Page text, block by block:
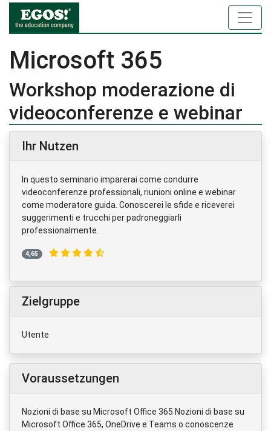
Microsoft 365
Workshop moderazione di
videoconferenze e webinar
Ihr Nutzen
In questo seminario imparerai come condurre
videoconferenze professionali, riunioni online e webinar
come moderatore guida. Conoscerei le sfide e riceverei
suggerimenti e trucchi per padroneggiarli
professionalmente.
4,65
Zielgruppe
Utente
Voraussetzungen
Nozioni di base su Microsoft Office 365 Nozioni di base su
Microsoft Office 365, OneDrive e Teams o conoscenze